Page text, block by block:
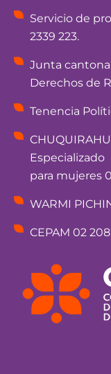
Servicio de
2339 223.
Junta
Derechos de
Tenencia
Especializado
para mujeres
WARMI
CEPAM 02